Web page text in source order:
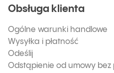
Obsługa klienta
Ogólne warunki handlowe
Wysyłka i płatność
Odeślij
Odstąpienie od umowy bez